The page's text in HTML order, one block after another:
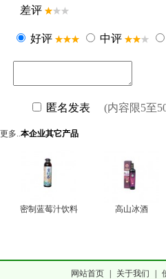
更多..本企业其它产品
密制蓝莓汁饮料 高山冰酒
网站首页 关于我们